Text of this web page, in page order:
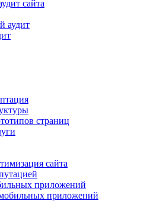
сайта
аудит
страниц
сайта
приложений
приложений